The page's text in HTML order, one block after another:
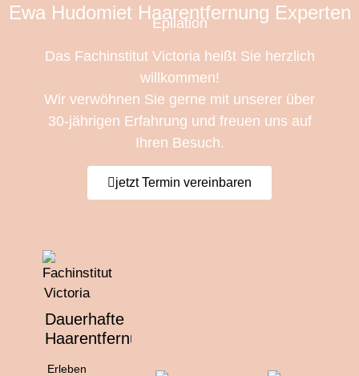
Ewa Hudomiet Haarentfernung Experten
Epilation
Das Fachinstitut Victoria heißt Sie herzlich
willkommen!
Wir verwöhnen Sie gerne mit unserer über
30-jährigen Erfahrung und freuen uns auf
Ihren Besuch.
jetzt Termin vereinbaren
Dauerhafte
Haarentfernung
Erleben